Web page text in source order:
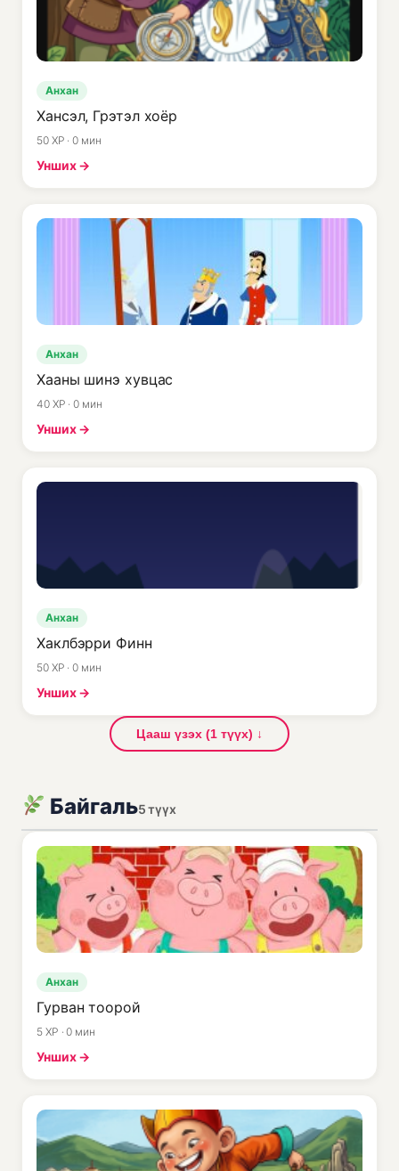
Анхан
Хансэл, Грэтэл хоёр
50 XP · 0 мин
Унших →
Анхан
Хааны шинэ хувцас
40 XP · 0 мин
Унших →
Анхан
Хаклбэрри Финн
50 XP · 0 мин
Унших →
Цааш үзэх (1 түүх) ↓
Байгаль5 түүх
Анхан
Гурван тоорой
5 XP · 0 мин
Унших →